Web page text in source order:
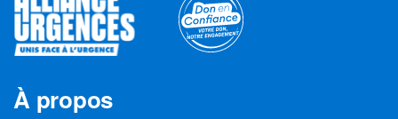
À propos